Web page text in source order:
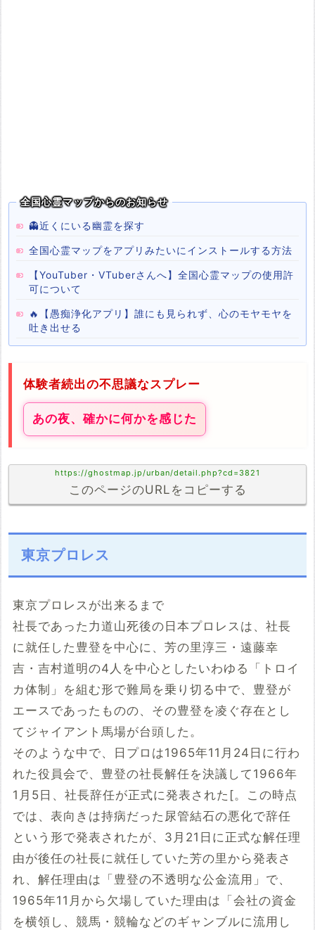
全国心霊マップからのお知らせ
👻近くにいる幽霊を探す
全国心霊マップをアプリみたいにインストールする方法
【YouTuber・VTuberさんへ】全国心霊マップの使用許
可について
🔥【愚痴浄化アプリ】誰にも見られず、心のモヤモヤを
吐き出せる
体験者続出の不思議なスプレー
あの夜、確かに何かを感じた
https://ghostmap.jp/urban/detail.php?cd=3821
このページのURLをコピーする
東京プロレス
東京プロレスが出来るまで
社長であった力道山死後の日本プロレスは、社長
に就任した豊登を中心に、芳の里淳三・遠藤幸
吉・吉村道明の4人を中心としたいわゆる「トロイ
カ体制」を組む形で難局を乗り切る中で、豊登が
エースであったものの、その豊登を凌ぐ存在とし
てジャイアント馬場が台頭した。
そのような中で、日プロは1965年11月24日に行わ
れた役員会で、豊登の社長解任を決議して1966年
1月5日、社長辞任が正式に発表された[。この時点
では、表向きは持病だった尿管結石の悪化で辞任
という形で発表されたが、3月21日に正式な解任理
由が後任の社長に就任していた芳の里から発表さ
れ、解任理由は「豊登の不透明な公金流用」で、
1965年11月から欠場していた理由は「会社の資金
を横領し、競馬・競輪などのギャンブルに流用し